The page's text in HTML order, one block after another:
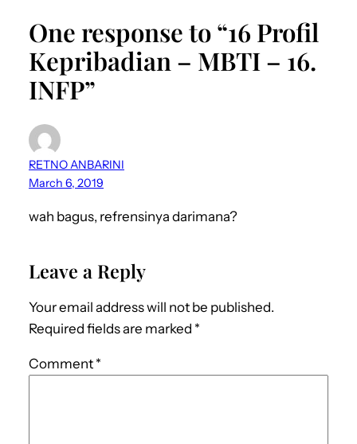
te
r
e
b
o
e
dI
s
A
e
ai
l
er
e
st
ar
e
One response to “16 Profil
Kepribadian – MBTI – 16.
INFP”
RETNO ANBARINI
March 6, 2019
wah bagus, refrensinya darimana?
Leave a Reply
Your email address will not be published.
Required fields are marked *
Comment *